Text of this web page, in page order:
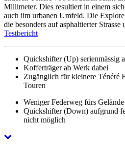
Millimeter. Dies resultiert in einem
auch iim urbanen Umfeld. Die
die besonders auf asphaltierter Strasse
Testbericht
Quickshifter (Up) serienmässig
Kofferträger ab Werk dabei
Zugänglich für kleinere Ténéré
Touren
Weniger Federweg fürs Gelände
Quickshifter (Down) aufgrund
nicht möglich